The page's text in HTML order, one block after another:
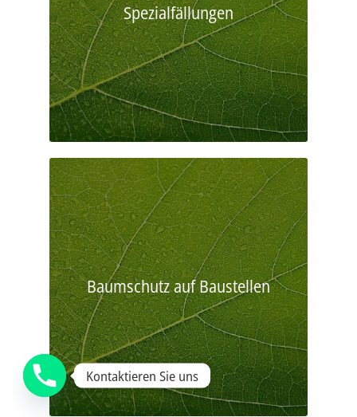
Spezialfällungen
Baumschutz auf Baustellen
Kontaktieren Sie uns